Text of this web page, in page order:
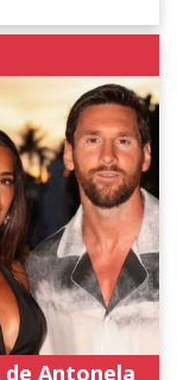
de Antonela